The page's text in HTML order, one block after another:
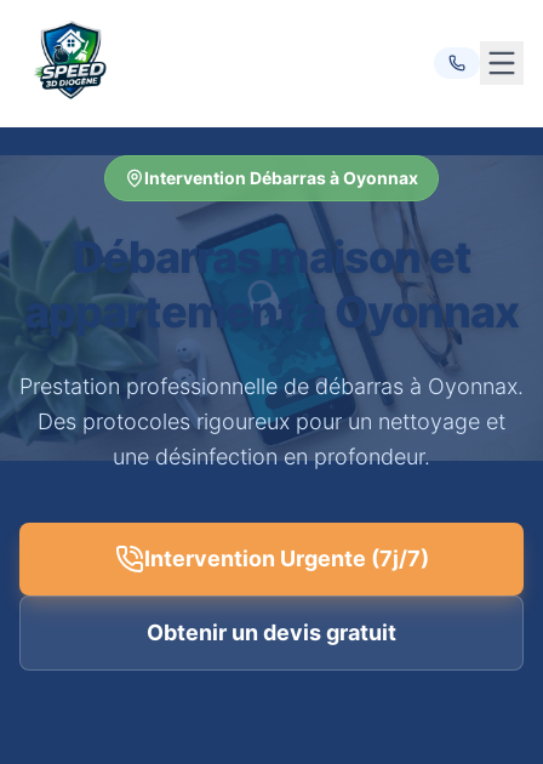
Intervention Débarras à Oyonnax
Débarras maison et
appartement à Oyonnax
Prestation professionnelle de débarras à Oyonnax.
Des protocoles rigoureux pour un nettoyage et
une désinfection en profondeur.
Intervention Urgente (7j/7)
Obtenir un devis gratuit